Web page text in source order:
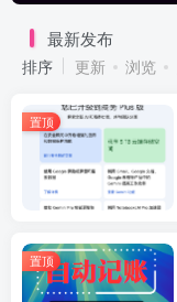
最新发布
排序 更新 浏览
置顶
置顶